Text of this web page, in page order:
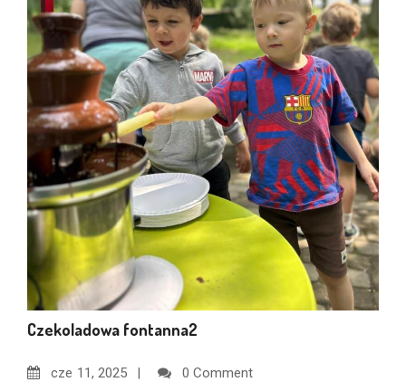
Czekoladowa fontanna2
cze 11, 2025
0 Comment